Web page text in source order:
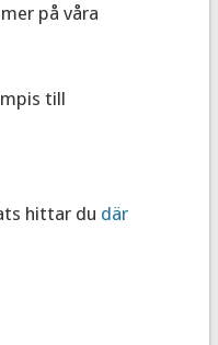
på våra
till
hittar du där